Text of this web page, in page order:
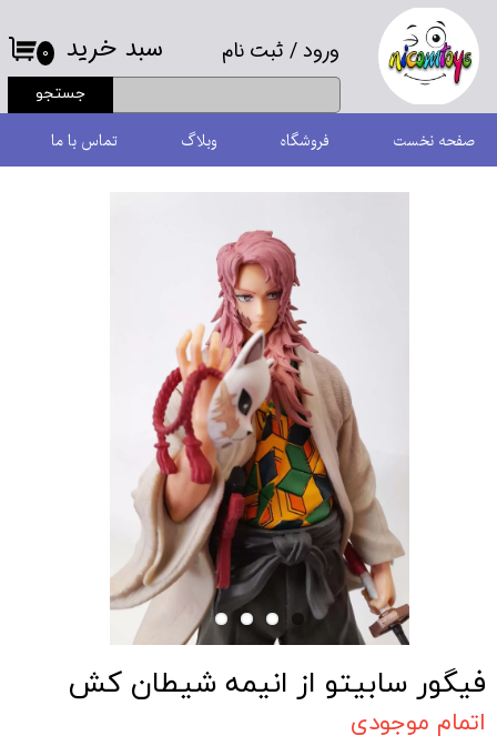
ورود/ ثبت نام
حساب کاربری من
تغییر گذر واژه
سفارشات
جستجو
۰ سبد خرید
صفحه نخست فروشگاه وبلاگ تماس با ما
فیگور سابیتو از انیمه شیطان کش
اتمام موجودی